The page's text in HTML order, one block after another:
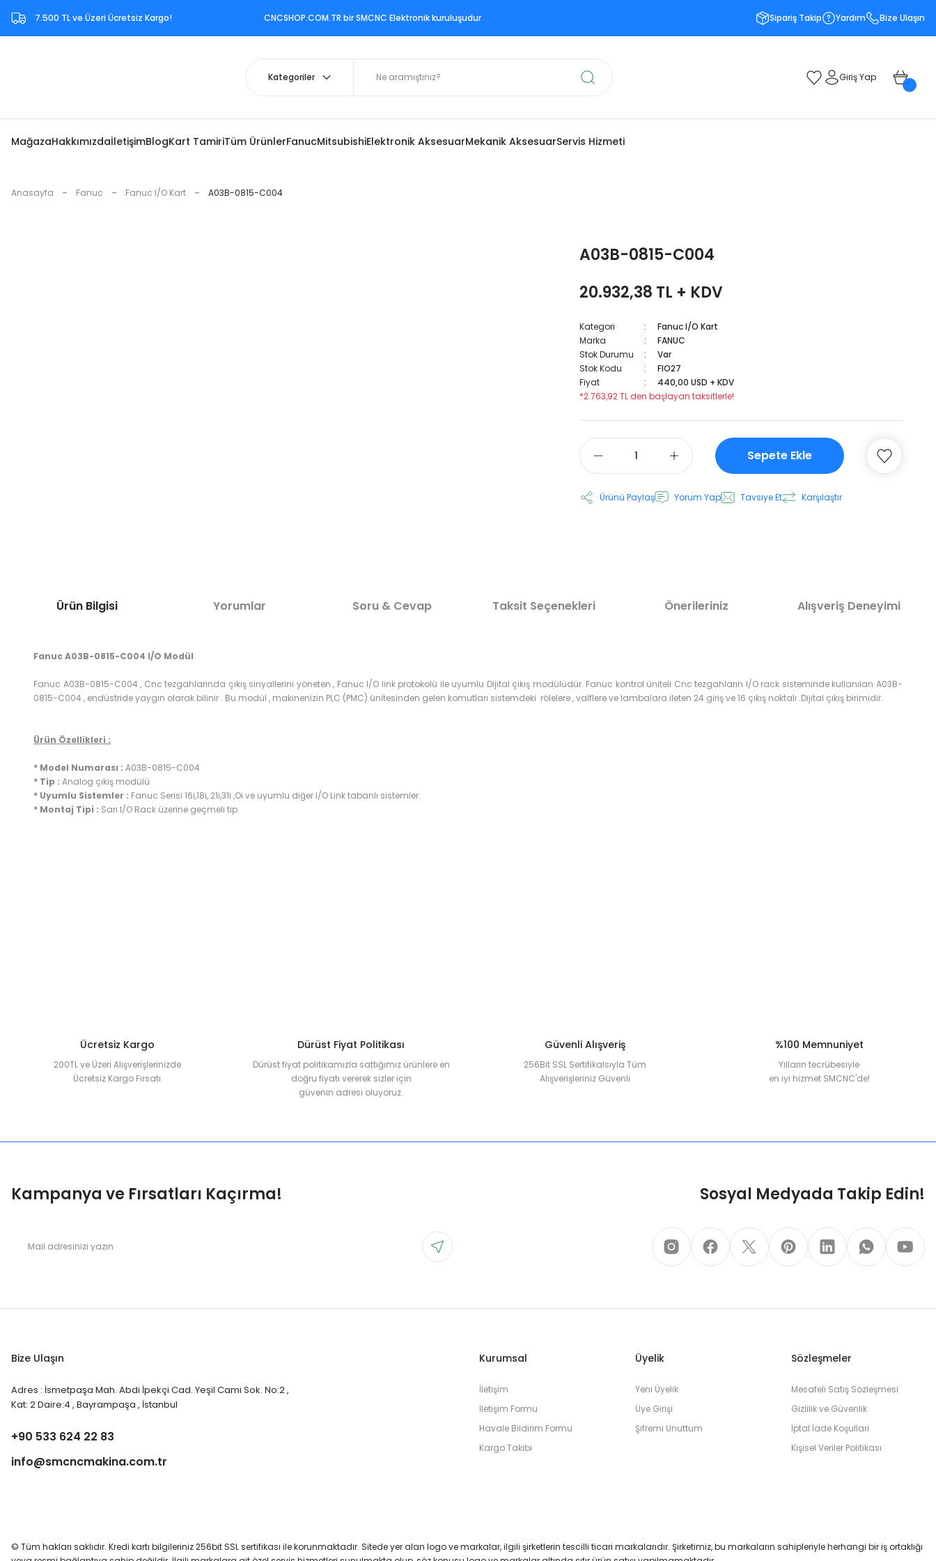
7.500 TL ve Üzeri Ücretsiz Kargo!‎ CNCSHOP.COM.TR ‎bir SMCNC Elektronik kuruluşudur Sipariş Takip Yardım Bize Ulaşın
Giriş Yap
MağazaHakkımızdaİletişimBlogKart TamiriTüm ÜrünlerFanucMitsubishiElektronik AksesuarMekanik AksesuarServis Hizmeti
Anasayfa Fanuc Fanuc I/O Kart A03B-0815-C004
A03B-0815-C004
20.932,38 TL + KDV
Kategori
Fanuc I/O Kart
Marka
FANUC
Stok Durumu
Var
Stok Kodu
FIO27
Fiyat
440,00 USD + KDV
*2.763,92 TL den başlayan taksitlerle!
Sepete Ekle
Ürünü Paylaş Yorum Yap Tavsiye Et Karşılaştır
Ürün Bilgisi Yorumlar Soru & Cevap Taksit Seçenekleri Önerileriniz Alışveriş Deneyimi
Fanuc A03B-0815-C004 I/O Modül
Fanuc A03B-0815-C004 , Cnc tezgahlarında çıkış sinyallerini yöneten , Fanuc I/O link protokolü ile uyumlu Dijital çıkış modülüdür. Fanuc kontrol üniteli Cnc tezgahların I/O rack sisteminde kullanılan A03B-
0815-C004 , endüstride yaygın olarak bilinir . Bu modül , makinenizin PLC (PMC) ünitesinden gelen komutları sistemdeki rölelere , valflere ve lambalara ileten 24 giriş ve 16 çıkış noktalı .Dijital çıkış birimidir.
Ürün Özellikleri :
* Model Numarası : A03B-0815-C004
* Tip : Analog çıkış modülü
* Uyumlu Sistemler : Fanuc Serisi 16i,18i, 21i,31i ,Oi ve uyumlu diğer I/O Link tabanlı sistemler.
* Montaj Tipi : Sarı I/O Rack üzerine geçmeli tip.
Ücretsiz Kargo
200TL ve Üzeri Alışverişlerinizde
Ücretsiz Kargo Fırsatı
Dürüst Fiyat Politikası
Dürüst fiyat politikamızla sattığımız ürünlere en
doğru fiyatı vererek sizler için
güvenin adresi oluyoruz.
Güvenli Alışveriş
256Bit SSL Sertifikalsıyla Tüm
Alışverişleriniz Güvenli
%100 Memnuniyet
Yılların tecrübesiyle
en iyi hizmet SMCNC'de!
Kampanya ve Fırsatları Kaçırma! Sosyal Medyada Takip Edin!
Bize Ulaşın
Adres : İsmetpaşa Mah. Abdi İpekçi Cad. Yeşil Cami Sok. No:2 ,
Kat: 2 Daire:4 , Bayrampaşa , İstanbul
+90 533 624 22 83
info@smcncmakina.com.tr
Kurumsal
İletişim
İletişim Formu
Havale Bildirim Formu
Kargo Takibi
Üyelik
Yeni Üyelik
Üye Girişi
Şifremi Unuttum
Sözleşmeler
Mesafeli Satış Sözleşmesi
Gizlilik ve Güvenlik
İptal İade Koşullari
Kişisel Veriler Politikası
© Tüm hakları saklıdır. Kredi kartı bilgileriniz 256bit SSL sertifikası ile korunmaktadır. Sitede yer alan logo ve markalar, ilgili şirketlerin tescilli ticari markalarıdır. Şirketimiz, bu markaların sahipleriyle herhangi bir iş ortaklığı